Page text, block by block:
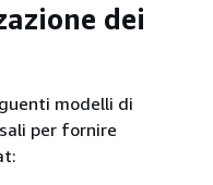
dei
modelli di
per fornire